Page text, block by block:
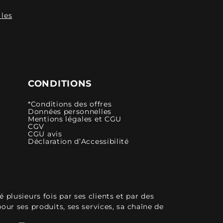
CONDITIONS
*Conditions des offres
Données personnelles
Mentions légales et CGU
CGV
CGU avis
Déclaration d’Accessibilité
plusieurs fois par ses clients et par des
ses produits, ses services, sa chaîne de